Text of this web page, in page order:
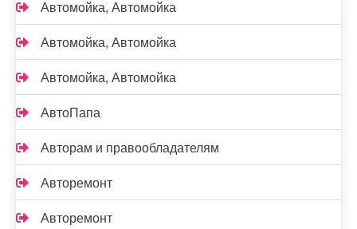
Автомойка, Автомойка
Автомойка, Автомойка
Автомойка, Автомойка
АвтоПапа
Авторам и правообладателям
Авторемонт
Авторемонт